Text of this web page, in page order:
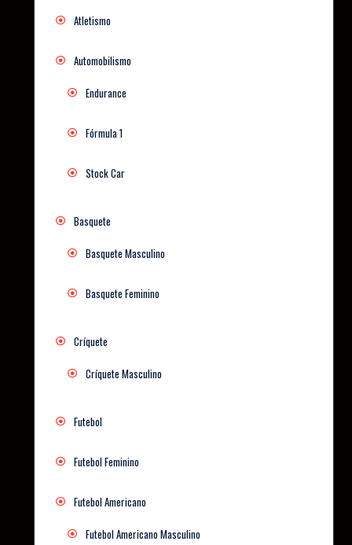
Atletismo
Automobilismo
Endurance
Fórmula 1
Stock Car
Basquete
Basquete Masculino
Basquete Feminino
Críquete
Críquete Masculino
Futebol
Futebol Feminino
Futebol Americano
Futebol Americano Masculino